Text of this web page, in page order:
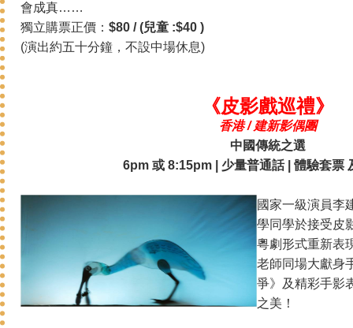
會成真……
獨立購票正價： $80 / (兒童 :$40 )
(演出約五十分鐘，不設中場休息)
《皮影戲巡禮》
香港 / 建新影偶團
中國傳統之選
6pm 或 8:15pm | 少量普通話 | 體驗套票
國家一級演員李
學同學於接受皮
粵劇形式重新表
老師同場大獻身
爭》及精彩手影
之美！